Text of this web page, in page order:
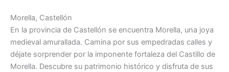
Morella, Castellón
En la provincia de Castellón se encuentra Morella, una joya
medieval amurallada. Camina por sus empedradas calles y
déjate sorprender por la imponente fortaleza del Castillo de
Morella. Descubre su patrimonio histórico y disfruta de sus